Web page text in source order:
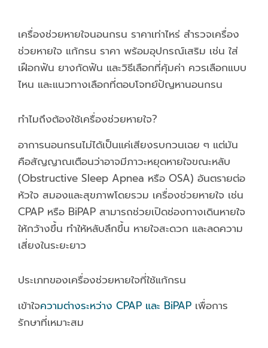
เครื่องช่วยหายใจนอนกรน ราคาเท่าไหร่ สำรวจเครื่อง
ช่วยหายใจ แก้กรน ราคา พร้อมอุปกรณ์เสริม เช่น ใส่
เฝือกฟัน ยางกัดฟัน และวิธีเลือกที่คุ้มค่า ควรเลือกแบบ
ไหน และแนวทางเลือกที่ตอบโจทย์ปัญหานอนกรน
ทำไมถึงต้องใช้เครื่องช่วยหายใจ?
อาการนอนกรนไม่ได้เป็นแค่เสียงรบกวนเฉย ๆ แต่มัน
คือสัญญาณเตือนว่าอาจมีภาวะหยุดหายใจขณะหลับ
(Obstructive Sleep Apnea หรือ OSA) อันตรายต่อ
หัวใจ สมองและสุขภาพโดยรวม เครื่องช่วยหายใจ เช่น
CPAP หรือ BiPAP สามารถช่วยเปิดช่องทางเดินหายใจ
ให้กว้างขึ้น ทำให้หลับลึกขึ้น หายใจสะดวก และลดความ
เสี่ยงในระยะยาว
ประเภทของเครื่องช่วยหายใจที่ใช้แก้กรน
เข้าใจความต่างระหว่าง CPAP และ BiPAP เพื่อการ
รักษาที่เหมาะสม​